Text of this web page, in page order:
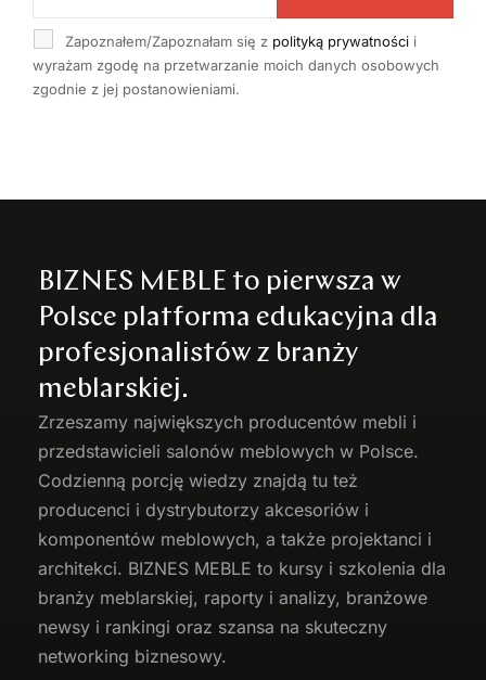
Zapoznałem/Zapoznałam się z polityką prywatności i
wyrażam zgodę na przetwarzanie moich danych osobowych
zgodnie z jej postanowieniami.
BIZNES MEBLE to pierwsza w
Polsce platforma edukacyjna dla
profesjonalistów z branży
meblarskiej.
Zrzeszamy największych producentów mebli i
przedstawicieli salonów meblowych w Polsce.
Codzienną porcję wiedzy znajdą tu też
producenci i dystrybutorzy akcesoriów i
komponentów meblowych, a także projektanci i
architekci. BIZNES MEBLE to kursy i szkolenia dla
branży meblarskiej, raporty i analizy, branżowe
newsy i rankingi oraz szansa na skuteczny
networking biznesowy.